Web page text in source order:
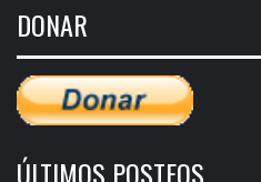
entradas
DONAR
ÚLTIMOS POSTEOS